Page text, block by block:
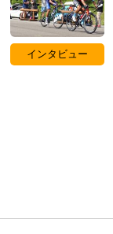
インタビュー